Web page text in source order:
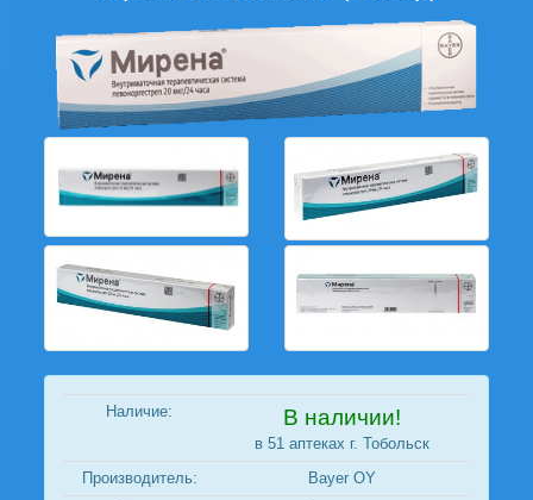
Наличие: В наличии!
в 51 аптеках г. Тобольск
Производитель:
Bayer OY